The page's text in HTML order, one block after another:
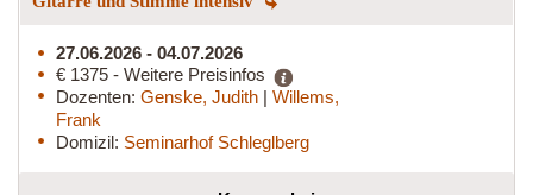
27.06.2026 - 04.07.2026
€ 1375 - Weitere Preisinfos
Dozenten: Genske, Judith | Willems,
Frank
Domizil: Seminarhof Schleglberg